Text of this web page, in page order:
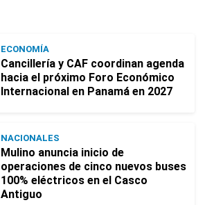
ECONOMÍA
Cancillería y CAF coordinan agenda
hacia el próximo Foro Económico
Internacional en Panamá en 2027
NACIONALES
Mulino anuncia inicio de
operaciones de cinco nuevos buses
100% eléctricos en el Casco
Antiguo